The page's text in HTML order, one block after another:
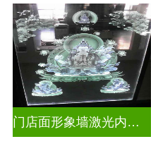
门店面形象墙激光内雕发光艺术玻璃